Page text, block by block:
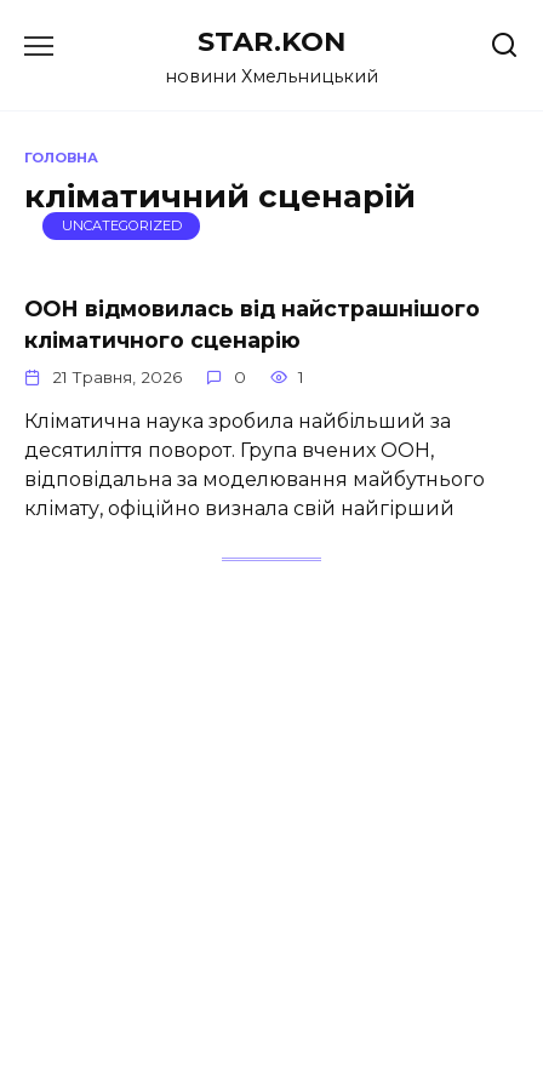
до
STAR.KON
новини Хмельницький
ГОЛОВНА
кліматичний сценарій
UNCATEGORIZED
ООН відмовилась від найстрашнішого
кліматичного сценарію
21 Травня, 2026 0 1
Кліматична наука зробила найбільший за
десятиліття поворот. Група вчених ООН,
відповідальна за моделювання майбутнього
клімату, офіційно визнала свій найгірший